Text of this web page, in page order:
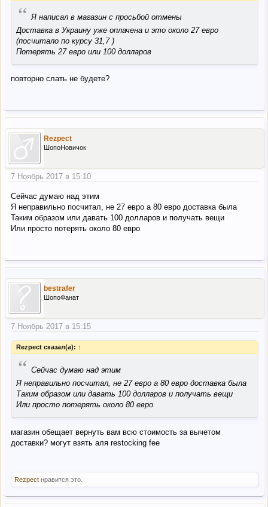
“ Я написал в магазин с просьбой отмены
Доставка в Украину уже оплачена и это около 27 евро
(посчитало по курсу 31,7 )
Потерять 27 евро или 100 долларов
повторно слать не будете?
Rezpect
ШопоНовичок
7 Ноябрь 2017 в 15:10
Сейчас думаю над этим
Я неправильно посчитал, не 27 евро а 80 евро доставка была
Таким образом или давать 100 долларов и получать вещи
Или просто потерять около 80 евро
bestrafer
ШопоФанат
7 Ноябрь 2017 в 15:15
Rezpect сказал(а): ↑
“ Сейчас думаю над этим
Я неправильно посчитал, не 27 евро а 80 евро доставка была
Таким образом или давать 100 долларов и получать вещи
Или просто потерять около 80 евро
магазин обещает вернуть вам всю стоимость за вычетом
доставки? могут взять аля restocking fee
Rezpect нравится это.